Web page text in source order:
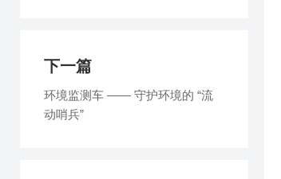
下一篇
环境监测车 —— 守护环境的 “流
动哨兵”